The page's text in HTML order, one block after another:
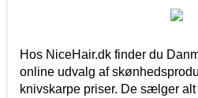
Hos NiceHair.dk finder du
online udvalg af
knivskarpe priser. De sælger